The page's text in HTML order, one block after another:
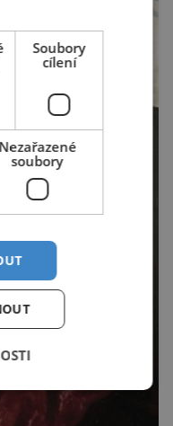
[…]
Soubory
cílení
Nezařazené
soubory